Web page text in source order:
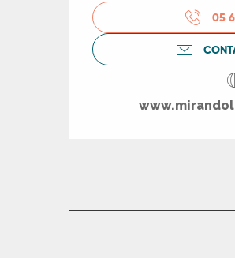
05